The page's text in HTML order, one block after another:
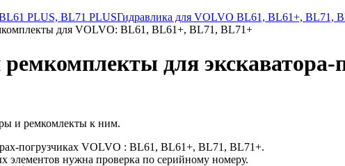
PLUS, BL71 PLUSГидравлика для VOLVO BL61, BL61+, BL71,
для VOLVO: BL61, BL61+, BL71, BL71+
для экскаватора-
и ремкомлекты к ним.
погрузчиках VOLVO : BL61, BL61+, BL71, BL71+.
элементов нужна проверка по серийному номеру.